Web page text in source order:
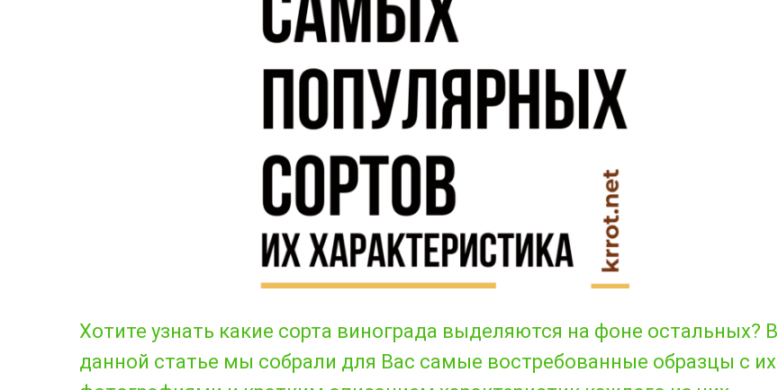
Хотите узнать какие сорта винограда выделяются на фоне остальных? В
данной статье мы собрали для Вас самые востребованные образцы с их